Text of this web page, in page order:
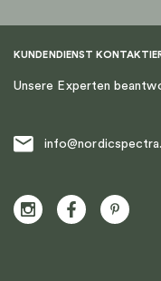
KUNDENDIENST
Unsere Experten